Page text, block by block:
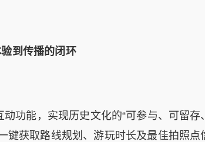
到传播的闭环
功能，实现历史文化的“可参与、可留存
键获取路线规划、游玩时长及最佳拍照点